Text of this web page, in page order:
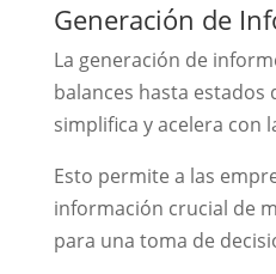
Generación de
La generación de
balances hasta estados
simplifica y acelera con
Esto permite a las
información crucial de
para una toma de